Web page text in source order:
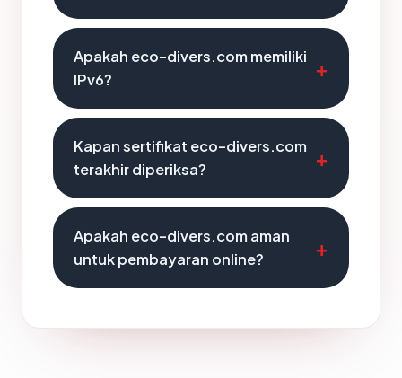
Apakah eco-divers.com memiliki
IPv6?
Kapan sertifikat eco-divers.com
terakhir diperiksa?
Apakah eco-divers.com aman
untuk pembayaran online?